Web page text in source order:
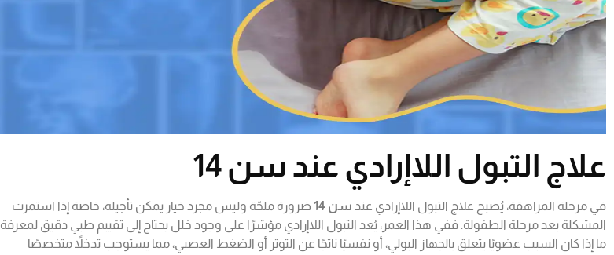
علاج التبول اللاإرادي عند سن 14
في مرحلة المراهقة، يُصبح علاج التبول اللاإرادي عند سن 14
ضرورة ملحّة وليس مجرد خيار يمكن تأجيله، خاصة إذا استمرت
المشكلة بعد مرحلة الطفولة. ففي هذا العمر، يُعد التبول اللاإرادي مؤشرًا على وجود خلل يحتاج إلى تقييم طبي دقيق لمعرفة
ما إذا كان السبب عضويًا يتعلق بالجهاز البولي، أو نفسيًا ناتجًا عن التوتر أو الضغط العصبي، مما يستوجب تدخلاً متخصصًا